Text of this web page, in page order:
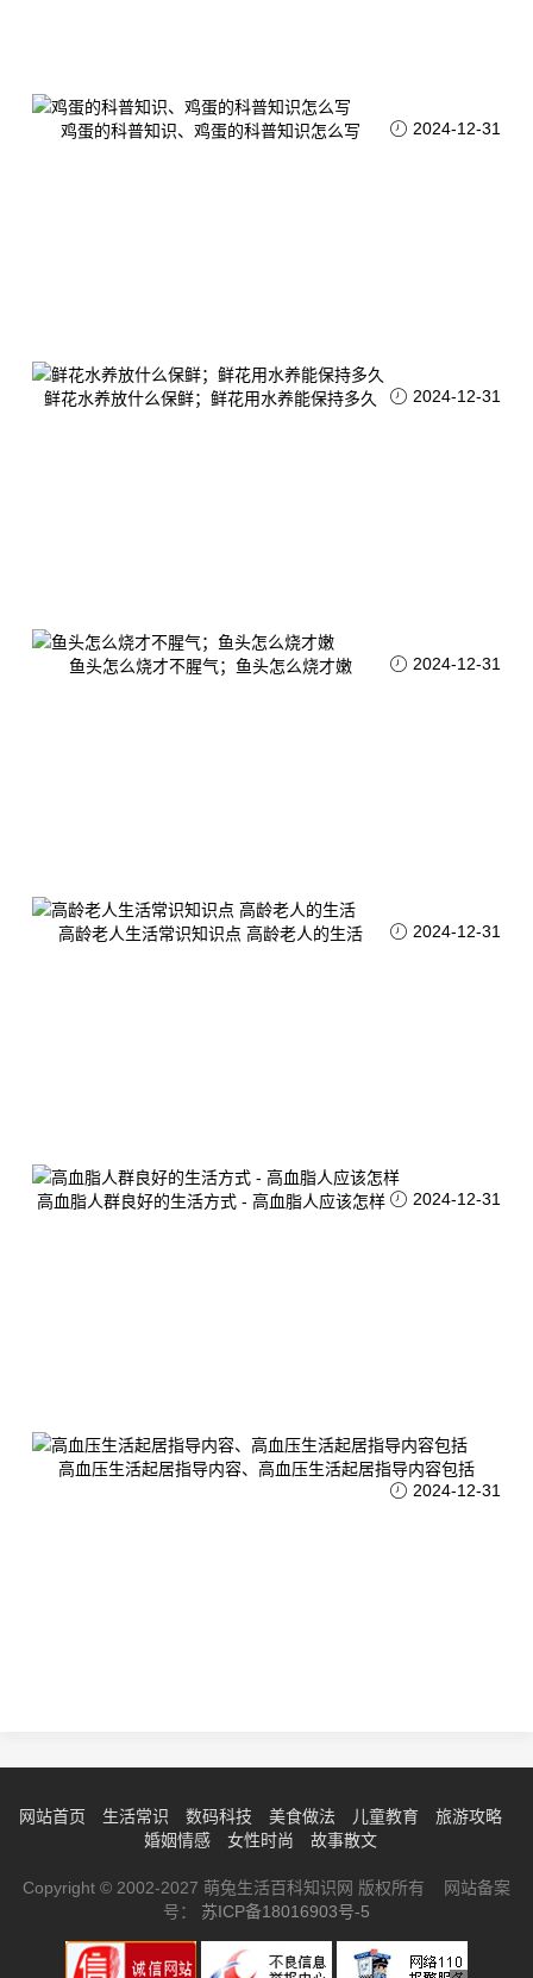
鸡蛋的科普知识、鸡蛋的科普知识怎么写 2024-12-31
鲜花水养放什么保鲜；鲜花用水养能保持多久 2024-12-31
鱼头怎么烧才不腥气；鱼头怎么烧才嫩 2024-12-31
高龄老人生活常识知识点 高龄老人的生活 2024-12-31
高血脂人群良好的生活方式 - 高血脂人应该怎样 2024-12-31
高血压生活起居指导内容、高血压生活起居指导内容包括
2024-12-31
网站首页 生活常识 数码科技 美食做法 儿童教育
旅游攻略
婚姻情感
女性时尚 故事散文
Copyright © 2002-2027 萌兔生活百科知识网 版权所有 网站备案
号： 苏ICP备18016903号-5